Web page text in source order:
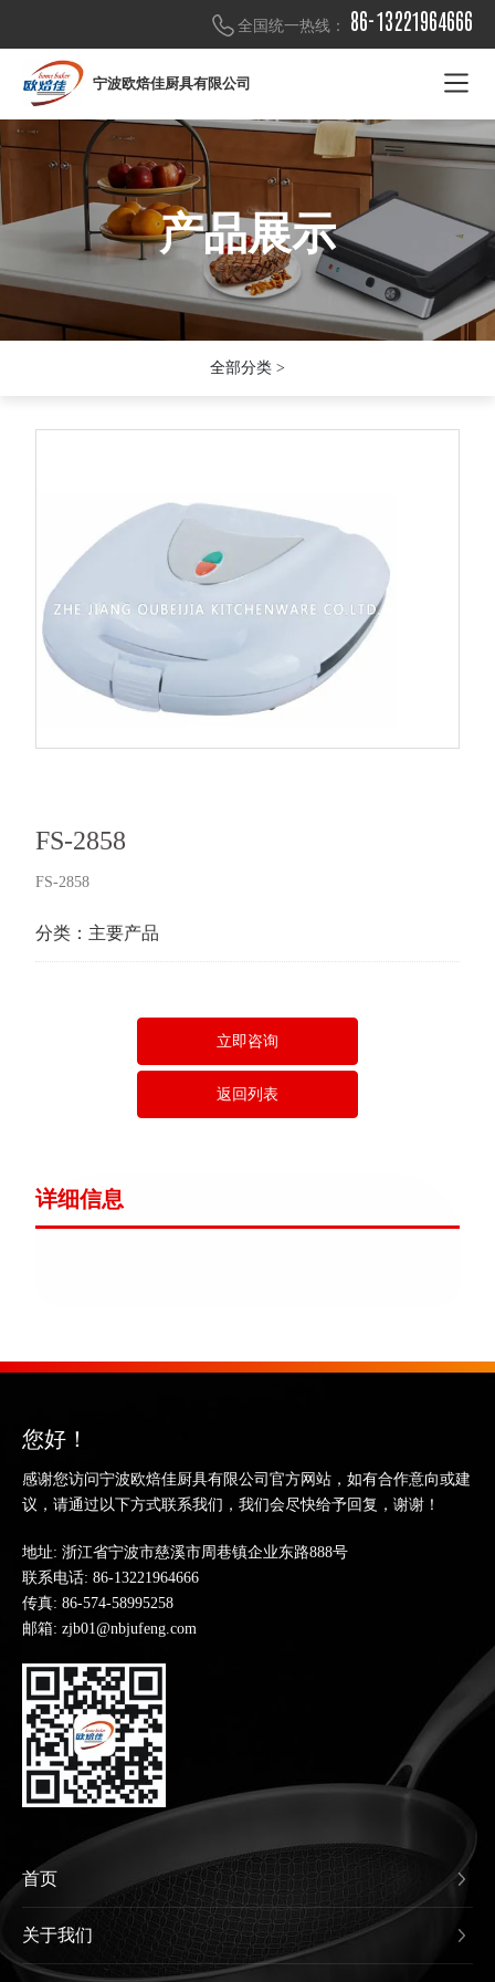
全国统一热线： 86-13221964666
宁波欧焙佳厨具有限公司
产品展示
产品展示
产品展示
全部分类 >
FS-2858
FS-2858
分类： 主要产品
立即咨询
返回列表
详细信息
您好！
感谢您访问宁波欧焙佳厨具有限公司官方网站，如有合作意向或建
议，请通过以下方式联系我们，我们会尽快给予回复，谢谢！
地址: 浙江省宁波市慈溪市周巷镇企业东路888号
联系电话: 86-13221964666
传真: 86-574-58995258
邮箱: zjb01@nbjufeng.com
首页
关于我们